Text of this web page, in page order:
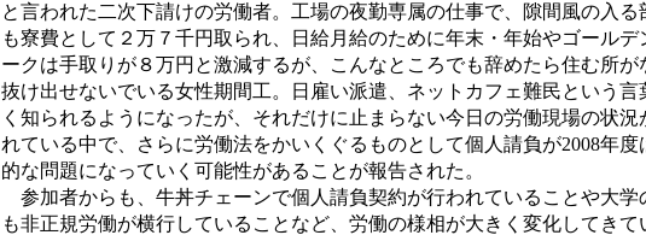
と言われた二次下請けの労働者。工場の夜勤専属の仕事で、隙間風の入る
も寮費として２万７千円取られ、日給月給のために年末・年始やゴールデ
ークは手取りが８万円と激減するが、こんなところでも辞めたら住む所が
抜け出せないでいる女性期間工。日雇い派遣、ネットカフェ難民という言
く知られるようになったが、それだけに止まらない今日の労働現場の状況
れている中で、さらに労働法をかいくぐるものとして個人請負が2008年度
的な問題になっていく可能性があることが報告された。
参加者からも、牛丼チェーンで個人請負契約が行われていることや大学
も非正規労働が横行していることなど、労働の様相が大きく変化してきて